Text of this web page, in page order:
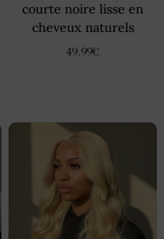
courte noire lisse en
cheveux naturels
49.99€